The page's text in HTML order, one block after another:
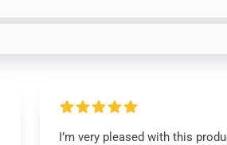
I’m very pleased with this